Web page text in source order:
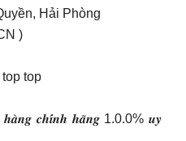
Hải Phòng
)
top
𝒉𝒂̀𝒏𝒈 𝒄𝒉𝒊́𝒏𝒉 𝒉𝒂̃𝒏𝒈 1.0.0% 𝒖𝒚